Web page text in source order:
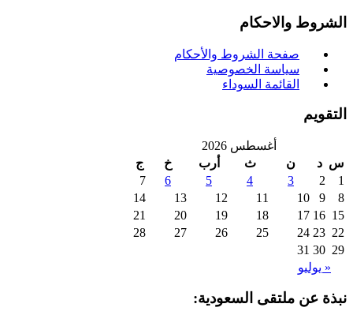
والاحكام
صفحة الشروط والأحكام
سياسة الخصوصية
القائمة السوداء
أغسطس 2026
د
ن
ج
7
10
16
17
23
24
30
31
يوليو
عن ملتقى السعودية: